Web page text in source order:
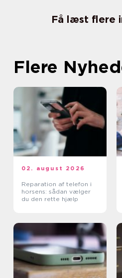
Få læst flere
Flere
02. august 2026
Reparation af telefon i
horsens: sådan vælger
du den rette hjælp